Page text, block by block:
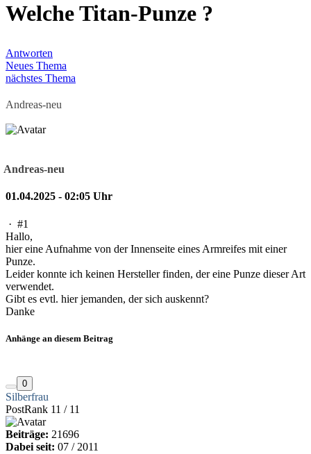
Welche Titan-Punze ?
Antworten
Neues Thema
nächstes Thema
Andreas-neu
Andreas-neu
01.04.2025 - 02:05 Uhr
· #1
Hallo,
hier eine Aufnahme von der Innenseite eines Armreifes mit einer
Punze.
Leider konnte ich keinen Hersteller finden, der eine Punze dieser Art
verwendet.
Gibt es evtl. hier jemanden, der sich auskennt?
Danke
Anhänge an diesem Beitrag
0
Silberfrau
PostRank 11 / 11
Beiträge: 21696
Dabei seit: 07 / 2011